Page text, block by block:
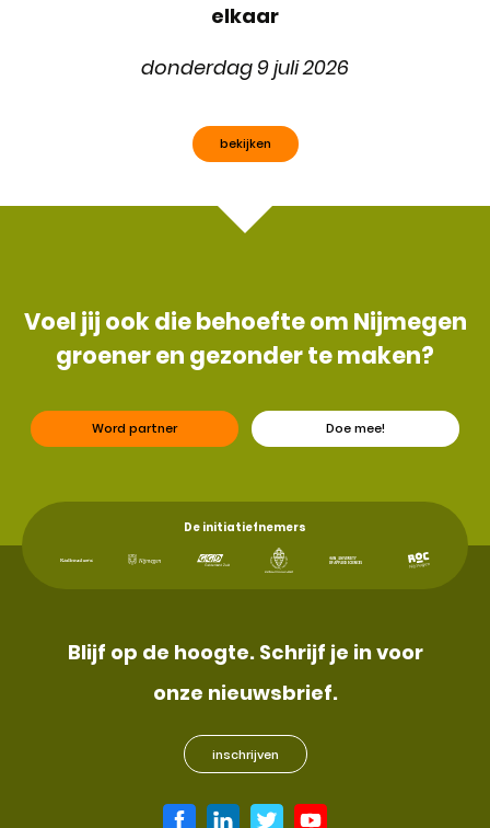
elkaar
donderdag 9 juli 2026
bekijken
Voel jij ook die behoefte om Nijmegen
groener en gezonder te maken?
Word partner Doe mee!
De initiatiefnemers
Blijf op de hoogte. Schrijf je in voor
onze nieuwsbrief.
inschrijven